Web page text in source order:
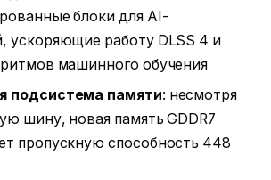
блоки для AI-
ускоряющие работу DLSS 4 и
машинного обучения
подсистема памяти: несмотря
шину, новая память GDDR7
пропускную способность 448